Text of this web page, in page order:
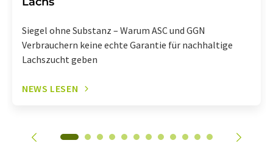
Siegel ohne Substanz – Warum ASC und GGN
Verbrauchern keine echte Garantie für nachhaltige
Lachszucht geben
NEWS LESEN